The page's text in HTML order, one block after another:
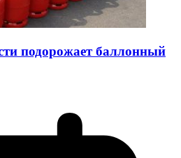
подорожает баллонный